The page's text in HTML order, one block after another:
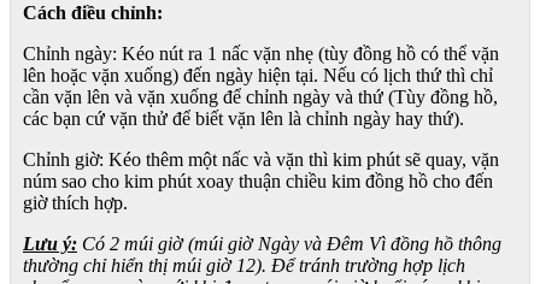
Cách điều chỉnh:
Chỉnh ngày: Kéo nút ra 1 nấc vặn nhẹ (tùy đồng hồ có thể vặn
lên hoặc vặn xuống) đến ngày hiện tại. Nếu có lịch thứ thì chỉ
cần vặn lên và vặn xuống để chỉnh ngày và thứ (Tùy đồng hồ,
các bạn cứ vặn thử để biết vặn lên là chỉnh ngày hay thứ).
Chỉnh giờ: Kéo thêm một nấc và vặn thì kim phút sẽ quay, vặn
núm sao cho kim phút xoay thuận chiều kim đồng hồ cho đến
giờ thích hợp.
Lưu ý: Có 2 múi giờ (múi giờ Ngày và Đêm Vì đồng hồ thông
thường chỉ hiển thị múi giờ 12). Để tránh trường hợp lịch